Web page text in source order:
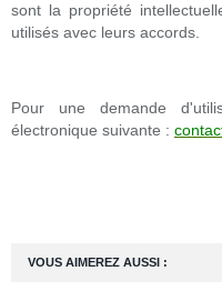
VOUS AIMEREZ AUSSI :
sont la propriété
utilisés avec leurs accords.
Pour une demande
électronique suivante :